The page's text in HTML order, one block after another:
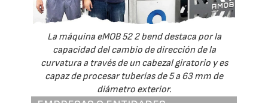
La máquina eMOB 52 2 bend destaca por la
capacidad del cambio de dirección de la
curvatura a través de un cabezal giratorio y es
capaz de procesar tuberías de 5 a 63 mm de
diámetro exterior.